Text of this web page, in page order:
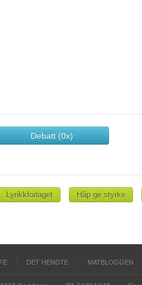
Debatt (0x)
Lyrikkforlaget Håp gir styrke
DET HENDTE MATBLOGGEN